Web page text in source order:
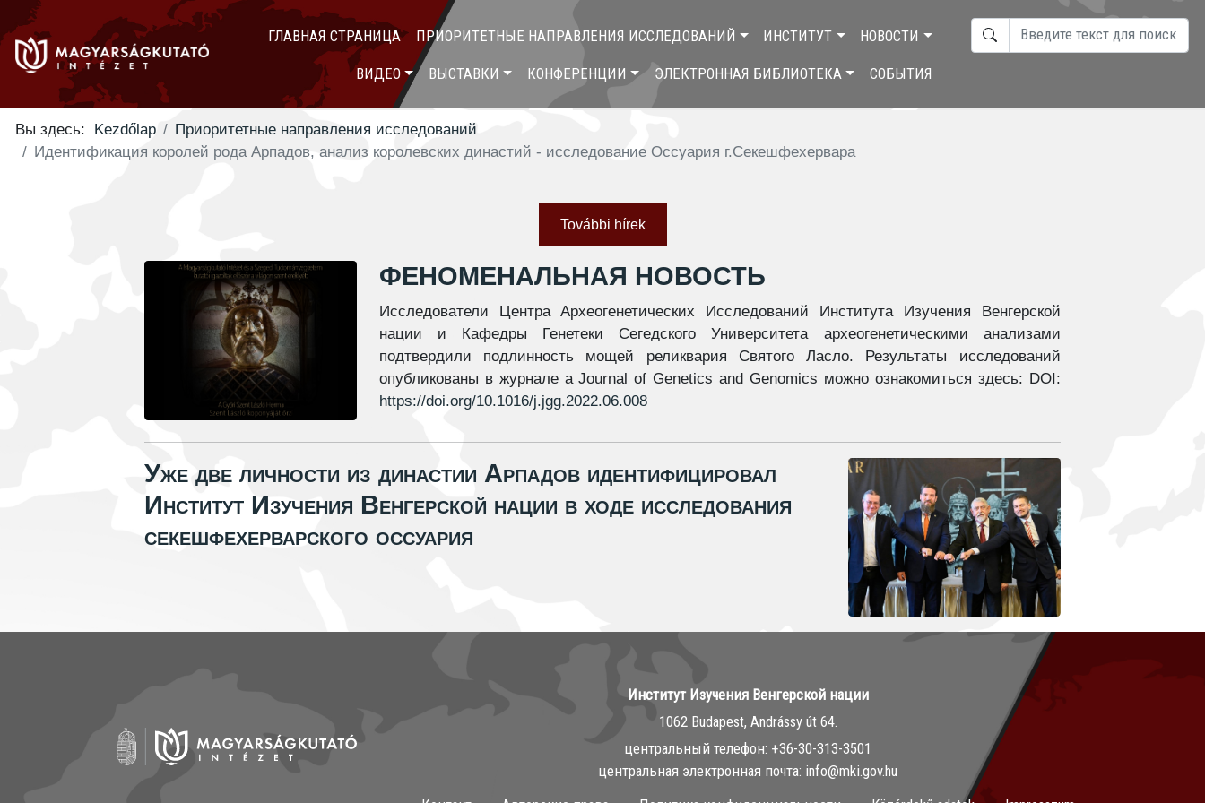
ГЛАВНАЯ СТРАНИЦА ПРИОРИТЕТНЫЕ НАПРАВЛЕНИЯ ИССЛЕДОВАНИЙ ИНСТИТУТ НОВОСТИ
ВИДЕО ВЫСТАВКИ КОНФЕРЕНЦИИ ЭЛЕКТРОННАЯ БИБЛИОТЕКА СОБЫТИЯ
ПОИСК
Вы здесь: Kezdőlap
Приоритетные направления исследований
Идентификация королей рода Арпадов, анализ королевских династий - исследование Оссуария г.Секешфехервара
További hírek
ФЕНОМЕНАЛЬНАЯ НОВОСТЬ
Исследователи Центра Археогенетических Исследований Института Изучения Венгерской
нации и Кафедры Генетеки Сегедского Университета археогенетическими анализами
подтвердили подлинность мощей реликвария Святого Ласло. Результаты исследований
опубликованы в журнале a Journal of Genetics and Genomics можно ознакомиться здесь: DOI:
https://doi.org/10.1016/j.jgg.2022.06.008
Уже две личности из династии Арпадов идентифицировал
Институт Изучения Венгерской нации в ходе исследования
секешфехерварского оссуария
Институт Изучения Венгерской нации
1062 Budapest, Andrássy út 64.
центральный телефон: ‭+36-30-313-3501
центральная электронная почта: info@mki.gov.hu